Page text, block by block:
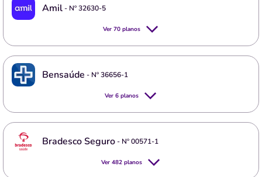
Amil- Nº32630-5
Ver 70 planos
Bensaúde - Nº36656-1
Ver 6 planos
Bradesco Seguro- Nº00571-1
Ver 482 planos